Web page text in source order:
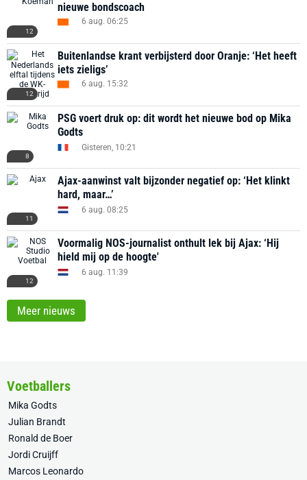
12
nieuwe bondscoach
6 aug. 06:25
12
Buitenlandse krant verbijsterd door Oranje: ‘Het heeft
iets zieligs’
6 aug. 15:32
8
PSG voert druk op: dit wordt het nieuwe bod op Mika
Godts
Gisteren, 10:21
11
Ajax-aanwinst valt bijzonder negatief op: ‘Het klinkt
hard, maar…’
6 aug. 08:25
12
Voormalig NOS-journalist onthult lek bij Ajax: ‘Hij
hield mij op de hoogte'
6 aug. 11:39
Meer nieuws
Voetballers
Mika Godts
Julian Brandt
Ronald de Boer
Jordi Cruijff
Marcos Leonardo